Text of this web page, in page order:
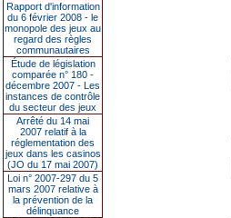
Rapport d'information
du 6 février 2008 - le
monopole des jeux au
regard des règles
communautaires
Étude de législation
comparée n° 180 -
décembre 2007 - Les
instances de contrôle
du secteur des jeux
Arrêté du 14 mai
2007 relatif à la
réglementation des
jeux dans les casinos
(JO du 17 mai 2007)
Loi n° 2007-297 du 5
mars 2007 relative à
la prévention de la
délinquance